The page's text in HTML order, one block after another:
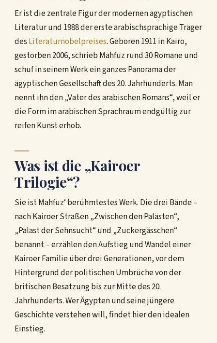
Er ist die zentrale Figur der modernen ägyptischen
Literatur und 1988 der erste arabischsprachige Träger
des Literaturnobelpreises. Geboren 1911 in Kairo,
gestorben 2006, schrieb Mahfuz rund 30 Romane und
schuf in seinem Werk ein ganzes Panorama der
ägyptischen Gesellschaft des 20. Jahrhunderts. Man
nennt ihn den „Vater des arabischen Romans“, weil er
die Form im arabischen Sprachraum endgültig zur
reifen Kunst erhob.
Was ist die „Kairoer
Trilogie“?
Sie ist Mahfuz‘ berühmtestes Werk. Die drei Bände –
nach Kairoer Straßen „Zwischen den Palästen“,
„Palast der Sehnsucht“ und „Zuckergässchen“
benannt – erzählen den Aufstieg und Wandel einer
Kairoer Familie über drei Generationen, vor dem
Hintergrund der politischen Umbrüche von der
britischen Besatzung bis zur Mitte des 20.
Jahrhunderts. Wer Ägypten und seine jüngere
Geschichte verstehen will, findet hier den idealen
Einstieg.